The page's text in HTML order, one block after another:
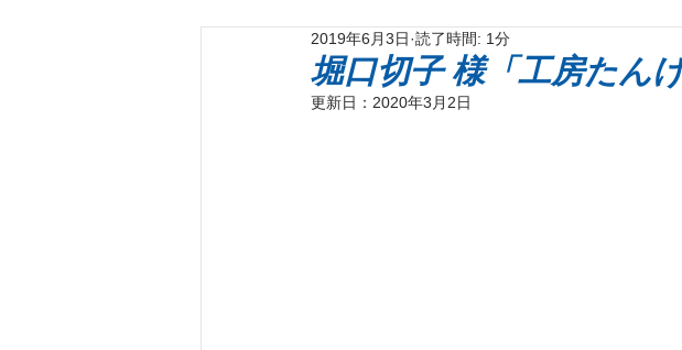
プレス情報 パッケージ
堀口切子 様「工房たん
2019年6月3日 読了時間: 1分
更新日： 2020年3月2日